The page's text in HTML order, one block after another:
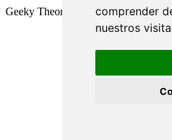
comprender
nuestros
Geeky Theory © 2026